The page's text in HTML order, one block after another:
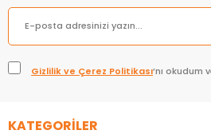
Gizlilik ve Çerez Politikası’nı okudum
KATEGORİLER